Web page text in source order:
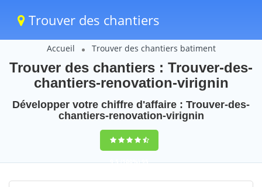
Trouver des chantiers
Accueil Trouver des chantiers batiment
Trouver des chantiers : Trouver-des-
chantiers-renovation-virignin
Développer votre chiffre d'affaire : Trouver-des-
chantiers-renovation-virignin
9,5(100%)95
votes